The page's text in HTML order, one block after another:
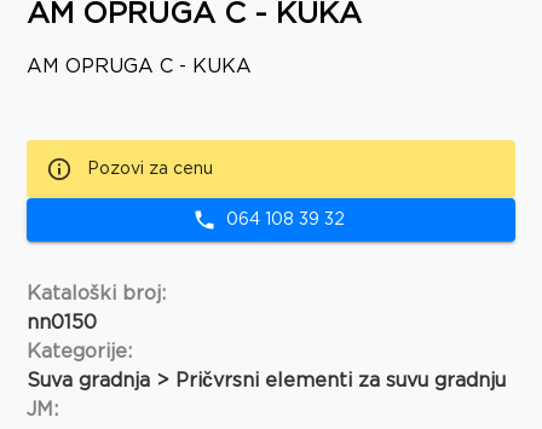
AM OPRUGA C - KUKA
AM OPRUGA C - KUKA
Pozovi za cenu
064 108 39 32
Kataloški broj:
nn0150
Kategorije:
Suva gradnja > Pričvrsni elementi za suvu gradnju
JM: